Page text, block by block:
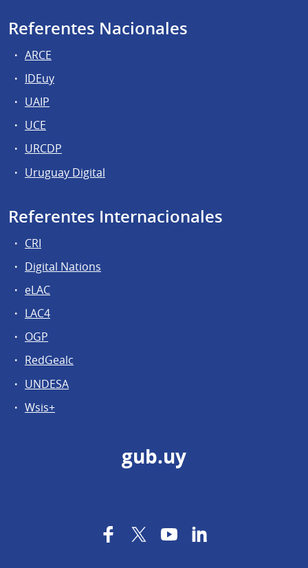
Referentes Nacionales
ARCE
IDEuy
UAIP
UCE
URCDP
Uruguay Digital
Referentes Internacionales
CRI
Digital Nations
eLAC
LAC4
OGP
RedGealc
UNDESA
Wsis+
gub.uy
FacebookTwitterYouTube